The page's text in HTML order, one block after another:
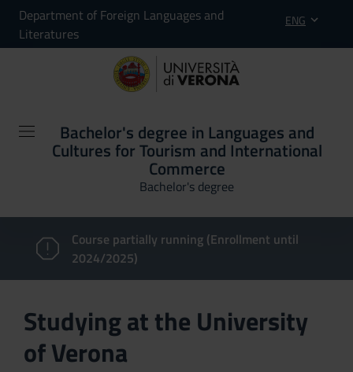
Department of Foreign Languages and
Literatures
ENG
Bachelor's degree in Languages and
Cultures for Tourism and International
Commerce
Bachelor's degree
Course partially running (Enrollment until
2024/2025)
Studying at the University
of Verona